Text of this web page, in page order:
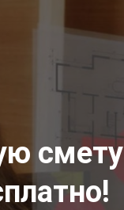
смету